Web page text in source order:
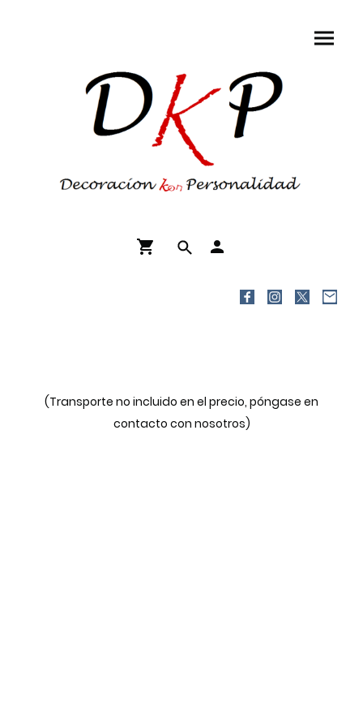
(Transporte no incluido en el precio, póngase en
contacto con nosotros)